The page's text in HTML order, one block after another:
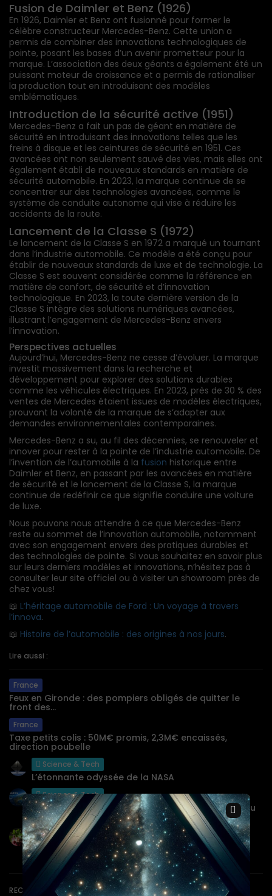
RECHERCHE
Fusion de Daimler et Benz (1926)
En 1926, Daimler et Benz ont fusionné pour former le
célèbre constructeur Mercedes-Benz. Cette union a
permis de combiner des innovations technologiques de
pointe, posant les bases d’un avenir prometteur pour la
marque. L’association des deux géants a également été un
puissant moteur de croissance et a permis de rationaliser
la production tout en introduisant des modèles
emblématiques.
Introduction de la sécurité active (1951)
Mercedes-Benz a fait un pas de géant en matière de
sécurité en introduisant des innovations telles que les
freins à disque et les ceintures de sécurité en 1951. Ces
avancées ont non seulement sauvé des vies, mais elles ont
également établi de nouveaux standards en matière de
sécurité automobile. En 2023, la marque continue de se
concentrer sur des technologies avancées, comme le
système de conduite autonome qui vise à réduire les
accidents de la route.
Lancement de la Classe S (1972)
Le lancement de la Classe S en 1972 a marqué un tournant
dans l’industrie automobile. Ce modèle a été conçu pour
établir de nouveaux standards de luxe et de technologie. La
Classe S est souvent considérée comme la référence en
matière de confort, de sécurité et d’innovation
technologique. En 2023, la toute dernière version de la
Classe S intègre des solutions numériques avancées,
illustrant l’engagement de Mercedes-Benz envers
l’innovation.
Perspectives actuelles
Aujourd’hui, Mercedes-Benz ne cesse d’évoluer. La marque
investit massivement dans la recherche et
développement pour explorer des solutions durables
comme les véhicules électriques. En 2023, près de 30 % des
ventes de Mercedes étaient issues de modèles électriques,
prouvant la volonté de la marque de s’adapter aux
demandes environnementales contemporaines.
Mercedes-Benz a su, au fil des décennies, se renouveler et
innover pour rester à la pointe de l’industrie automobile. De
l’invention de l’automobile à la fusion historique entre
Daimler et Benz, en passant par les avancées en matière
de sécurité et le lancement de la Classe S, la marque
continue de redéfinir ce que signifie conduire une voiture
de luxe.
Nous pouvons nous attendre à ce que Mercedes-Benz
reste au sommet de l’innovation automobile, notamment
avec son engagement envers des pratiques durables et
des technologies de pointe. Si vous souhaitez en savoir plus
sur leurs derniers modèles et innovations, n’hésitez pas à
consulter leur site officiel ou à visiter un showroom près de
chez vous!
📖 L’héritage automobile de Ford : Un voyage à travers
l’innova.
📖 Histoire de l’automobile : des origines à nos jours.
Lire aussi :
France
Feux en Gironde : des pompiers obligés de quitter le
front des...
France
Taxe petits colis : 50M€ promis, 2,3M€ encaissés,
direction poubelle
Science & Tech
L’étonnante odyssée de la NASA
Science & Tech
Aurora de Microsoft : révolutionnez votre vision du
climat!
Science & Tech
Une Toulousaine audacieuse transforme le
recyclage !
×